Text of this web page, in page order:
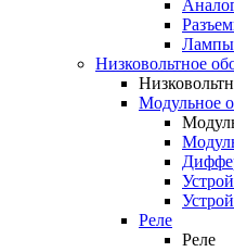
Лампы
Низковольтное
Модульное
Реле
Реле